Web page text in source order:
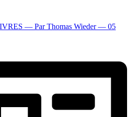
— Par Thomas Wieder — 05